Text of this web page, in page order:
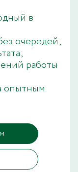
в
очередей;
работы
опытным